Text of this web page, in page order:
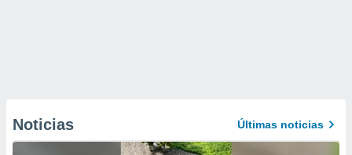
Noticias Últimas noticias